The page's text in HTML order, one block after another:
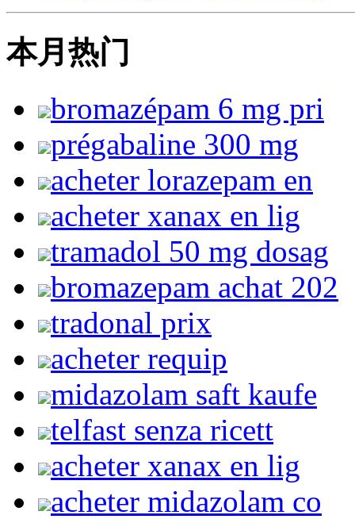
本月热门
bromazépam 6 mg pri
prégabaline 300 mg
acheter lorazepam en
acheter xanax en lig
tramadol 50 mg dosag
bromazepam achat 202
tradonal prix
acheter requip
midazolam saft kaufe
telfast senza ricett
acheter xanax en lig
acheter midazolam co